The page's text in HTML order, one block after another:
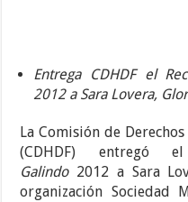
Entrega CDHDF el
2012 a Sara Lovera,
La Comisión de
(CDHDF) entregó
Galindo 2012 a Sara
organización Sociedad